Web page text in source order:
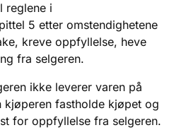
reglene i
5 etter omstendighetene
kreve oppfyllelse, heve
fra selgeren.
ikke leverer varen på
kjøperen fastholde kjøpet og
for oppfyllelse fra selgeren.